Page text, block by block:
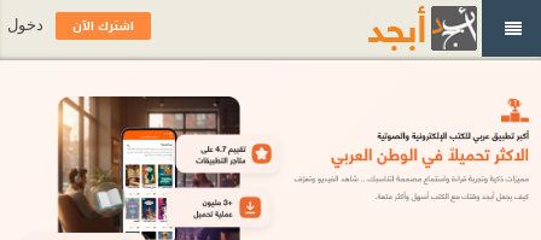
اشترك الآن دخول